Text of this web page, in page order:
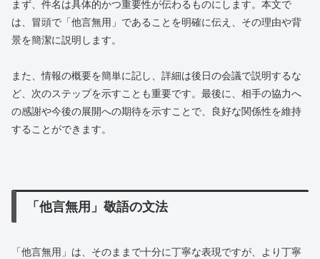
まず、件名は具体的かつ重要性が伝わるものにします。本文で
は、冒頭で「他言無用」であることを明確に伝え、その理由や背
景を簡潔に説明します。
また、情報の概要を簡単に記し、詳細は後日の会議で説明するな
ど、次のステップを示すことも重要です。最後に、相手の協力へ
の感謝や今後の展開への期待を示すことで、良好な関係性を維持
することができます。
「他言無用」敬語の文法
「他言無用」は、そのままで十分に丁寧な表現ですが、より丁寧